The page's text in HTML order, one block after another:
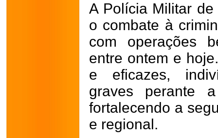
A Polícia Militar
o combate à
com operações
entre ontem e
e eficazes,
graves perante
fortalecendo a
e regional.